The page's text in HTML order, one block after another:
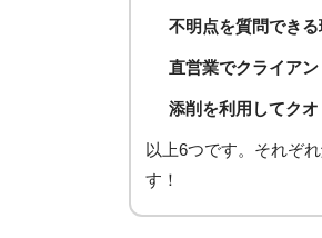
不明点を質問でき
直営業でクライア
添削を利用してク
以上6つです。それぞ
す！